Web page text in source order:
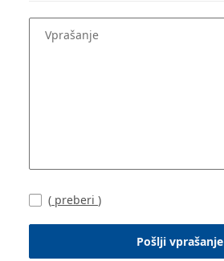
Vprašanje
( preberi )
Pošlji vprašanje